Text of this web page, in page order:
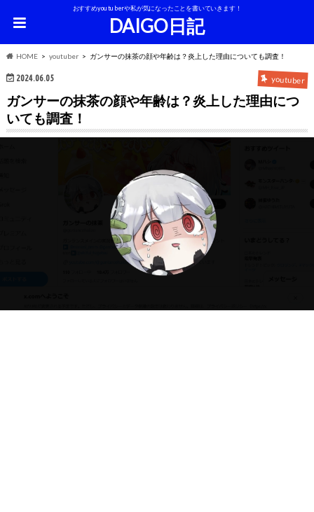
おすすめyoutuberや私が気になったことを書いていきます！
DAIGO日記
HOME youtuber ガンサーの抹茶の顔や年齢は？炎上した理由についても調査！
2024.06.05 youtuber
ガンサーの抹茶の顔や年齢は？炎上した理由につ
いても調査！